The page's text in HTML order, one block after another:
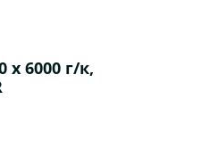
х 6000 г/к,